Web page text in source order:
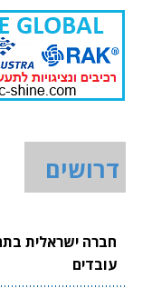
דרושים
חברה ישראלית
עובדים